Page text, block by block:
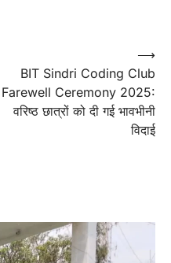
BIT Sindri Coding Club
Farewell Ceremony 2025:
वरिष्ठ छात्रों को दी गई भावभीनी
विदाई
⟶